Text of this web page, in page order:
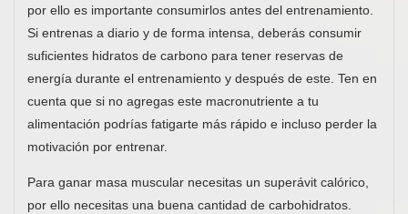
por ello es importante consumirlos antes del entrenamiento.
Si entrenas a diario y de forma intensa, deberás consumir
suficientes hidratos de carbono para tener reservas de
energía durante el entrenamiento y después de este. Ten en
cuenta que si no agregas este macronutriente a tu
alimentación podrías fatigarte más rápido e incluso perder la
motivación por entrenar.
Para ganar masa muscular necesitas un superávit calórico,
por ello necesitas una buena cantidad de carbohidratos.